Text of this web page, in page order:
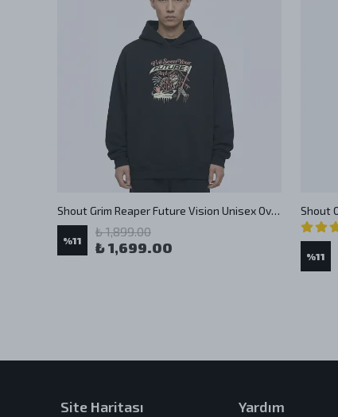
Shout Grim Reaper Future Vision Unisex Oversize Hoodie
%11
₺ 1,899.00
₺ 1,699.00 %11
Site Haritası Yardım